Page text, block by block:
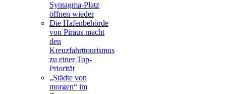
Syntagma-Platz
öffnen wieder
Die Hafenbehörde
von Piräus macht
den
Kreuzfahrttourismus
zu einer Top-
Priorität
„Städte von
morgen“ im